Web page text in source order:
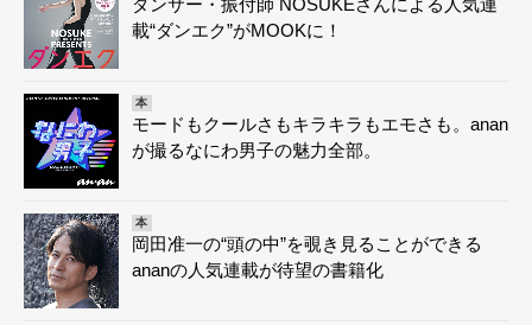
ダンサー・振付師 NOSUKEさんによる人気連
載“ダンエク”がMOOKに！
本
モードもクールさもキラキラもエモさも。anan
が撮るなにわ男子の魅力全部。
本
岡田准一の“頭の中”を覗き見ることができる
ananの人気連載が待望の書籍化